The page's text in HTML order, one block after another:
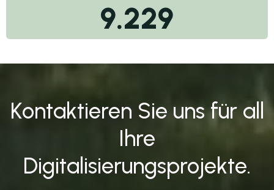
9.229
Kontaktieren Sie uns für all
Ihre
Digitalisierungsprojekte.